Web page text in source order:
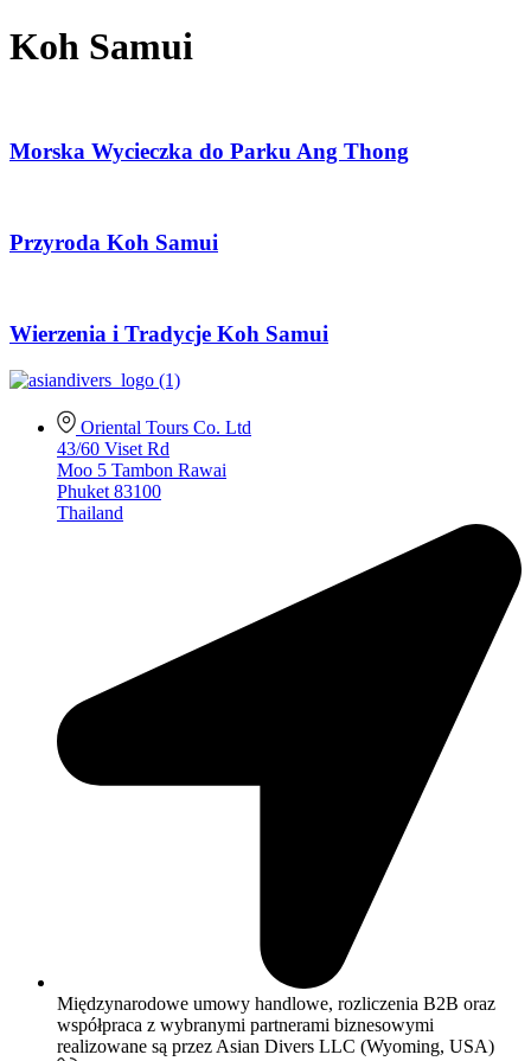
Koh Samui
Morska Wycieczka do Parku Ang Thong
Przyroda Koh Samui
Wierzenia i Tradycje Koh Samui
Oriental Tours Co. Ltd
43/60 Viset Rd
Moo 5 Tambon Rawai
Phuket 83100
Thailand
Międzynarodowe umowy handlowe, rozliczenia B2B oraz
współpraca z wybranymi partnerami biznesowymi
realizowane są przez Asian Divers LLC (Wyoming, USA)